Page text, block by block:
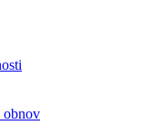
obnov